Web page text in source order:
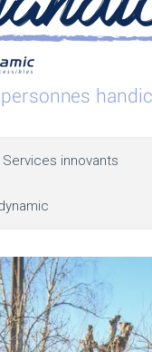
Services innovants